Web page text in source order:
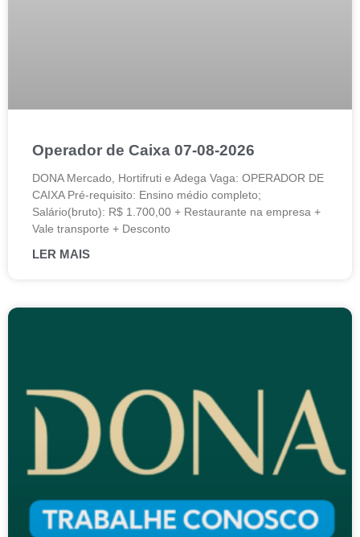
Operador de Caixa 07-08-2026
DONA Mercado, Hortifruti e Adega Vaga: OPERADOR DE
CAIXA Pré-requisito: Ensino médio completo;
Salário(bruto): R$ 1.700,00 + Restaurante na empresa +
Vale transporte + Desconto
LER MAIS